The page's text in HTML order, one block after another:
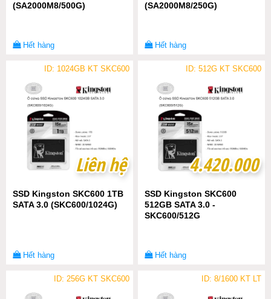
(SA2000M8/500G)
Hết hàng
(SA2000M8/250G)
Hết hàng
ID: 1024GB KT SKC600
Liên hệ
Liên hệ
SSD Kingston SKC600 1TB
SATA 3.0 (SKC600/1024G)
Hết hàng
ID: 512G KT SKC600
4.420.000
4.420.000
SSD Kingston SKC600
512GB SATA 3.0 -
SKC600/512G
Hết hàng
ID: 256G KT SKC600 ID: 8/1600 KT LT